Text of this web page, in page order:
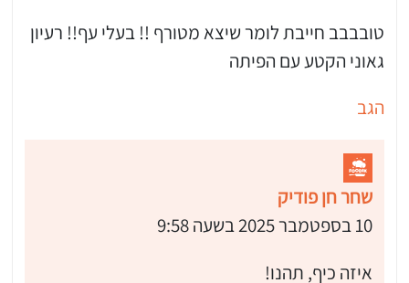
טובבבב חייבת לומר שיצא מטורף !! בעלי עף!! רעיון
גאוני הקטע עם הפיתה
הגב
שחר חן פודיק
10 בספטמבר 2025 בשעה 9:58
איזה כיף, תהנו!